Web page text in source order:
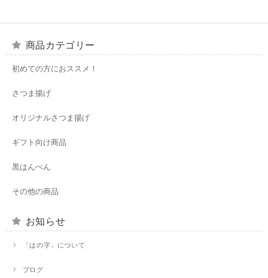
商品カテゴリー
初めての方におススメ！
さつま揚げ
オリジナルさつま揚げ
ギフト向け商品
黒はんぺん
その他の商品
お知らせ
「はの字」について
ブログ